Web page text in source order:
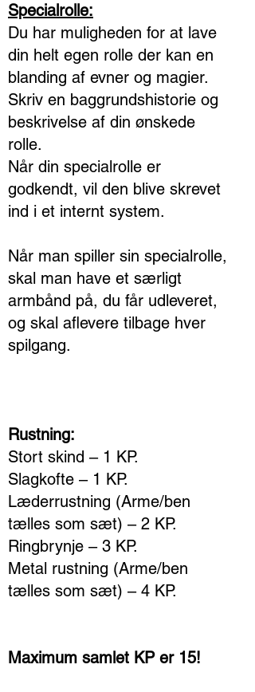
Specialrolle:
Du har muligheden for at lave
din helt egen rolle der kan en
blanding af evner og magier.
Skriv en baggrundshistorie og
beskrivelse af din ønskede
rolle.
Når din specialrolle er
godkendt, vil den blive skrevet
ind i et internt system.
Når man spiller sin specialrolle,
skal man have et særligt
armbånd på, du får udleveret,
og skal aflevere tilbage hver
spilgang.
Rustning:
Stort skind – 1 KP.
Slagkofte – 1 KP.
Læderrustning (Arme/ben
tælles som sæt) – 2 KP.
Ringbrynje – 3 KP.
Metal rustning (Arme/ben
tælles som sæt) – 4 KP.
Maximum samlet KP er 15!